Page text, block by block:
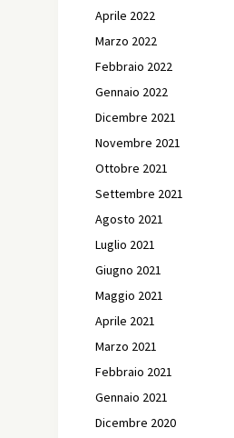
Aprile 2022
Marzo 2022
Febbraio 2022
Gennaio 2022
Dicembre 2021
Novembre 2021
Ottobre 2021
Settembre 2021
Agosto 2021
Luglio 2021
Giugno 2021
Maggio 2021
Aprile 2021
Marzo 2021
Febbraio 2021
Gennaio 2021
Dicembre 2020